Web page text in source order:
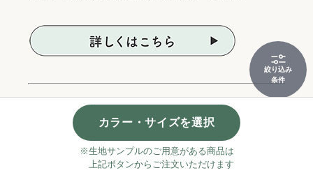
絞り込み
条件
カラー・サイズを選択
※生地サンプルのご用意がある商品は
上記ボタンからご注文いただけます
ご注意
オーダー商品はご注文をいただいた時点で制作